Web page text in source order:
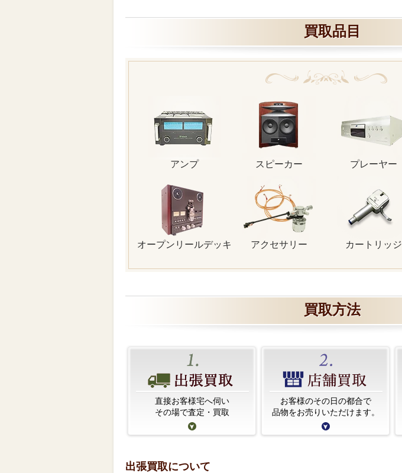
買取品目
アンプ スピーカー プレーヤー
オープンリールデッキ アクセサリー カートリッジ
買取方法
直接お客様宅へ伺い
その場で査定・買取
お客様のその日の都合で
品物をお売りいただけます。
出張買取について